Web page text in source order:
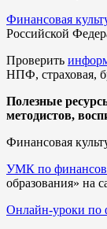
Финансовая
Российской
Проверить
НПФ, страховая,
Полезные
методистов,
Финансовая
УМК по
образования» на
Онлайн-уроки по